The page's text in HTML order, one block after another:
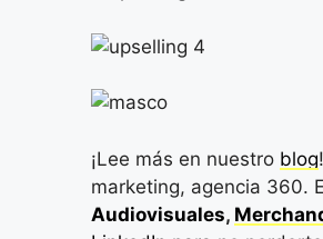
¡Lee más en nuestro blog
marketing, agencia 360.
Audiovisuales,